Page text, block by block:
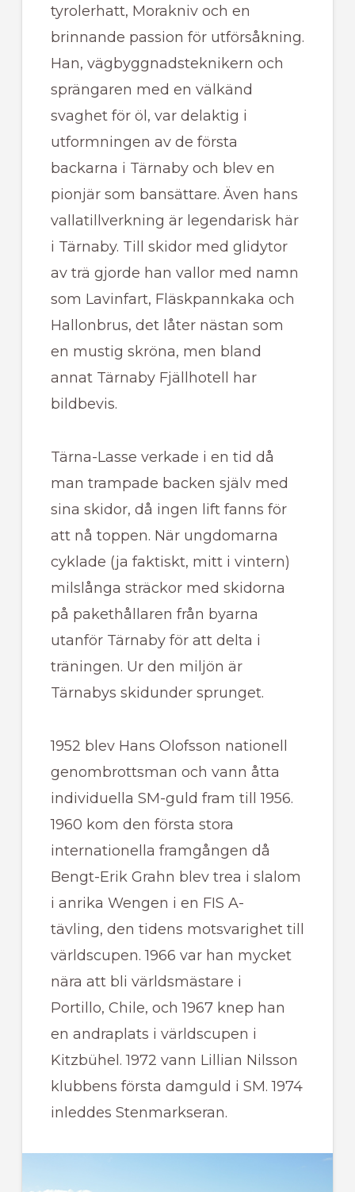
tyrolerhatt, Morakniv och en
brinnande passion för utförsåkning.
Han, vägbyggnadsteknikern och
sprängaren med en välkänd
svaghet för öl, var delaktig i
utformningen av de första
backarna i Tärnaby och blev en
pionjär som bansättare. Även hans
vallatillverkning är legendarisk här
i Tärnaby. Till skidor med glidytor
av trä gjorde han vallor med namn
som Lavinfart, Fläskpannkaka och
Hallonbrus, det låter nästan som
en mustig skröna, men bland
annat Tärnaby Fjällhotell har
bildbevis.
Tärna-Lasse verkade i en tid då
man trampade backen själv med
sina skidor, då ingen lift fanns för
att nå toppen. När ungdomarna
cyklade (ja faktiskt, mitt i vintern)
milslånga sträckor med skidorna
på pakethållaren från byarna
utanför Tärnaby för att delta i
träningen. Ur den miljön är
Tärnabys skidunder sprunget.
1952 blev Hans Olofsson nationell
genombrottsman och vann åtta
individuella SM-guld fram till 1956.
1960 kom den första stora
internationella framgången då
Bengt-Erik Grahn blev trea i slalom
i anrika Wengen i en FIS A-
tävling, den tidens motsvarighet till
världscupen. 1966 var han mycket
nära att bli världsmästare i
Portillo, Chile, och 1967 knep han
en andraplats i världscupen i
Kitzbühel. 1972 vann Lillian Nilsson
klubbens första damguld i SM. 1974
inleddes Stenmarkseran.